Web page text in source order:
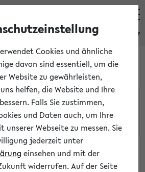
eKVV
Räume
Raumvergabe
bielefeld.de
anzeigen oder suchen Sie nach
Cookies und ähnliche
davon sind essentiell, um die
Website zu gewährleisten,
helfen, die Website und Ihre
Falls Sie zustimmen,
und Daten auch, um Ihre
Webseite zu messen. Sie
jederzeit unter
einsehen und mit der
widerrufen. Auf der Seite